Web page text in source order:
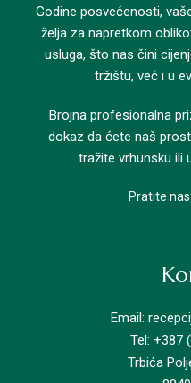
Godine posvećenosti,
želja za napretkom
usluga, što nas čini
tržištu, već i u
Brojna profesionalna
dokaz da ćete naš
tražite vrhunsku ili
Pratite nas:
Email:
Tel: +387
Trbića